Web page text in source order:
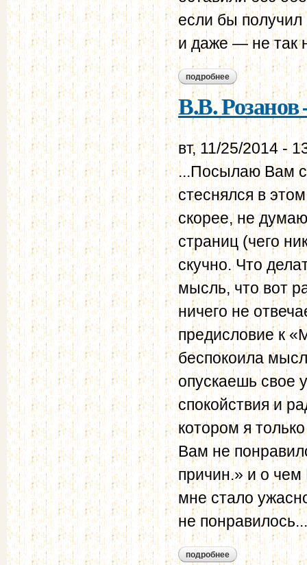
если бы получил
и даже — не так
подробнее о в.в. розанов –
В.В.
вт, 11/25/2014 -
...Посылаю Вам
стеснялся в
скорее, не думаю
страниц (чего
скучно. Что
мысль, что вот
ничего не
предисловие к
беспокоила
опускаешь свое
спокойствия и
котором я
Вам не
причин.» и о
мне стало
не понравилось...
подробнее о в.в. розанов –